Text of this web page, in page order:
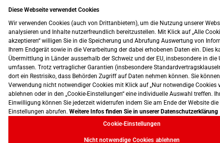
Diese Webseite verwendet Cookies
Wir verwenden Cookies (auch von Drittanbietern), um die Nutzung unserer
analysieren und Inhalte nutzerfreundlich bereitzustellen. Mit Klick auf „Alle
akzeptieren“ willigen Sie in die Speicherung und Abrufung Auswertung von
Ihrem Endgerät sowie in die Verarbeitung der dabei erhobenen Daten ein. Dies
Übermittlung in Länder ausserhalb der Schweiz und der EU, insbesondere in die
umfassen. Trotz vertraglicher Garantien (insbesondere
dort ein Restrisiko, dass Behörden Zugriff auf Daten nehmen können. Sie
Verwendung nicht notwendiger Cookies mit Klick auf „Nur notwendige Cookies
ablehnen oder in den „Cookie-Einstellungen“ eine individuelle Auswahl treffen.
Einwilligung können Sie jederzeit widerrufen indem Sie am Ende der Website die
Einstellungen abrufen. Weitere Infos finden Sie in unserer Datenschutzerklärung
Cookie-Einstellungen
Nicht notwendige Cookies ablehnen